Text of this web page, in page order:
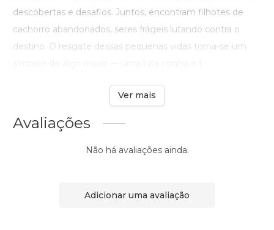
descobertas e desafios. Juntos, encontram filhotes de
cachorro abandonados, seres frágeis lutando contra o
destino. O resgate dessas pequenas vidas torna-se um
Ver mais
Avaliações
Não há avaliações ainda.
Adicionar uma avaliação